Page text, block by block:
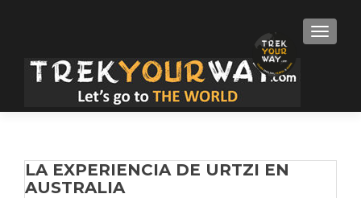
LA EXPERIENCIA DE URTZI EN
AUSTRALIA